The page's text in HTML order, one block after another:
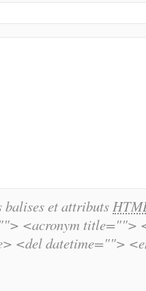
balises et attributs
<acronym title="">
<del datetime="">